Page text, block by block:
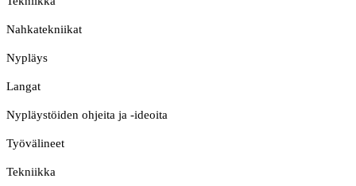
Nahkatekniikat
Nypläys
Langat
Nypläystöiden ohjeita ja -ideoita
Työvälineet
Tekniikka